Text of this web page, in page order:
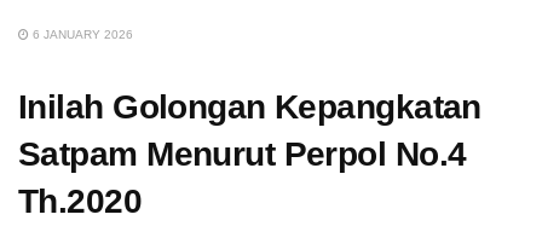
6 JANUARY 2026
Inilah Golongan Kepangkatan
Satpam Menurut Perpol No.4
Th.2020